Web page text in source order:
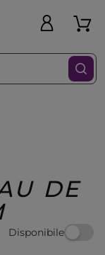
DE
Disponibile
Filtra